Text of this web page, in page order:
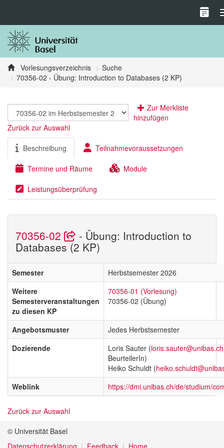
Vorlesungsverzeichnis
Suche
70356-02 - Übung: Introduction to Databases (2 KP)
Zur Merkliste
hinzufügen
Zurück zur Auswahl
Beschreibung Teilnahmevoraussetzungen
Termine und Räume Module
Leistungsüberprüfung
70356-02 - Übung: Introduction to
Databases (2 KP)
Semester
Herbstsemester 2026
Weitere
Semesterveranstaltungen
zu diesen KP
70356-01 (Vorlesung)
70356-02 (Übung)
Angebotsmuster
Jedes Herbstsemester
Dozierende
Loris Sauter (loris.sauter@unibas.ch
BeurteilerIn)
Heiko Schuldt (
Weblink
https://dmi.unibas.ch/de/studium/
Zurück zur Auswahl
© Universität Basel
Datenschutzerklärung
Feedback Home